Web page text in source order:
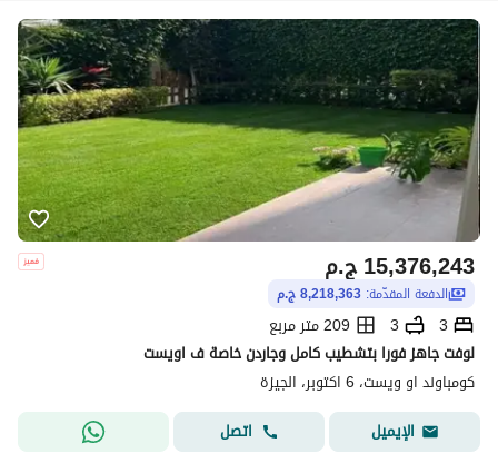
ج.م15,376,243
الدفعة المقدّمة: 8,218,363 ج.م
3
3
209 متر مربع
لوفت جاهز فورا بتشطيب كامل وجاردن خاصة ف اويست
كومباوند او ويست، 6 اكتوبر، الجيزة
الإيميل
اتصل